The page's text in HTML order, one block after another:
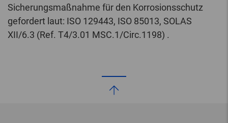
Sicherungsmaßnahme für den Korrosionsschutz
gefordert laut: ISO 129443, ISO 85013, SOLAS
XII/6.3 (Ref. T4/3.01 MSC.1/Circ.1198) .